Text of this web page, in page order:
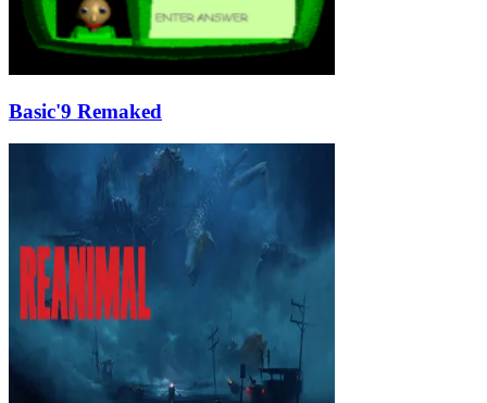
Basic'9 Remaked